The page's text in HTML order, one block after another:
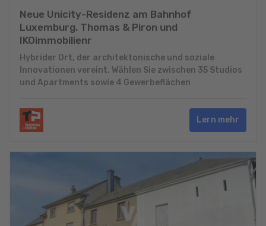
Neue Unicity-Residenz am Bahnhof
Luxemburg. Thomas & Piron und
IKOimmobilienr
Hybrider Ort, der architektonische und soziale
Innovationen vereint. Wählen Sie zwischen 35 Studios
und Apartments sowie 4 Gewerbeflächen
Lern mehr